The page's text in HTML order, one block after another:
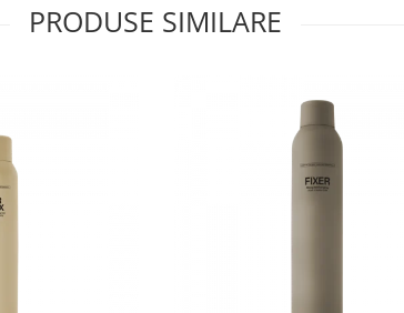
PRODUSE SIMILARE